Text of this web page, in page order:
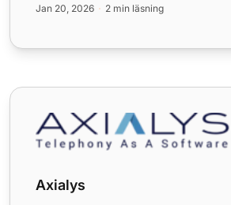
call...
Jan 20, 2026 2 min läsning
Axialys
Axialys